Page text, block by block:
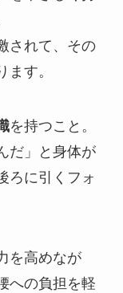
されて、その
す。
を持つこと。
だ」と身体が
ろに引くフォ
を高めなが
への負担を軽